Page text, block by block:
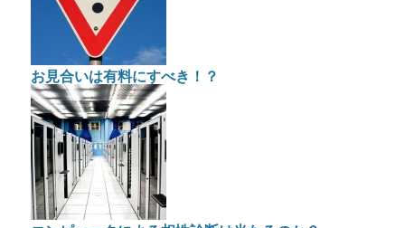
お見合いは有料にすべき！？